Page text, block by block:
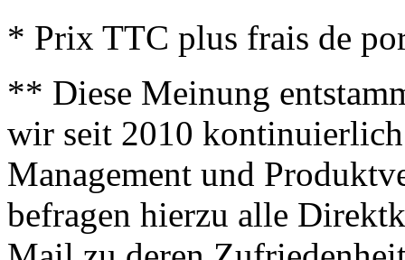
* Prix TTC plus frais de
** Diese Meinung
wir seit 2010
Management und
befragen hierzu alle